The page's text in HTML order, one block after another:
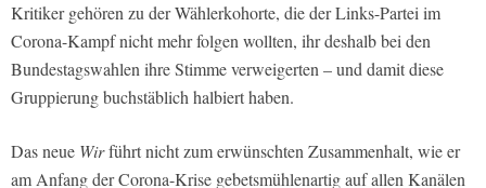
Kritiker gehören zu der Wählerkohorte, die der Links-Partei im
Corona-Kampf nicht mehr folgen wollten, ihr deshalb bei den
Bundestagswahlen ihre Stimme verweigerten – und damit diese
Gruppierung buchstäblich halbiert haben.
Das neue Wirführt nicht zum erwünschten Zusammenhalt, wie er
am Anfang der Corona-Krise gebetsmühlenartig auf allen Kanälen